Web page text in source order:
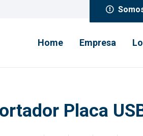
Home Empresa
Placa